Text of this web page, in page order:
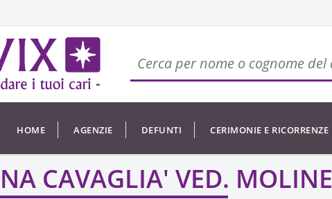
HOME AGENZIE DEFUNTI CERIMONIE E RICORRENZE
CAVAGLIA' VED.